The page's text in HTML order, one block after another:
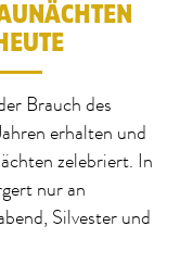
Brauch des
erhalten und
zelebriert. In
nur an
Silvester und